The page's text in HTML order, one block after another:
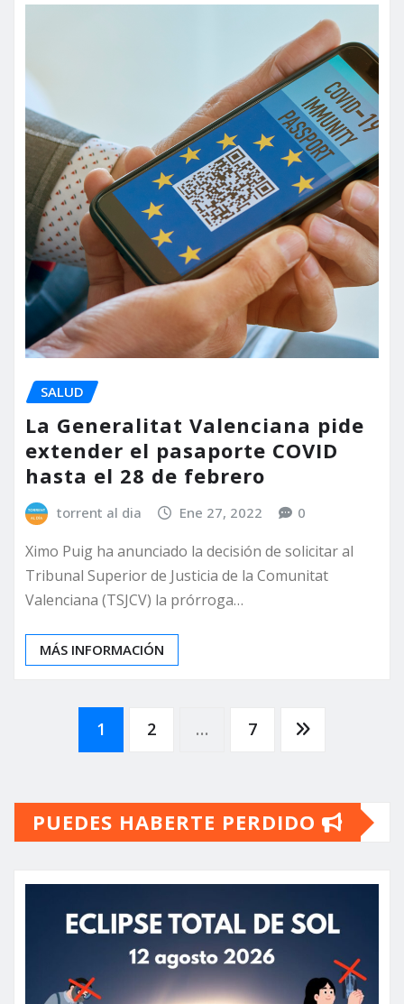
SALUD
La Generalitat Valenciana pide
extender el pasaporte COVID
hasta el 28 de febrero
torrent al dia Ene 27, 2022 0
Ximo Puig ha anunciado la decisión de solicitar al
Tribunal Superior de Justicia de la Comunitat
Valenciana (TSJCV) la prórroga…
MÁS INFORMACIÓN
Paginación
entradas
1 2 … 7
PUEDES HABERTE PERDIDO